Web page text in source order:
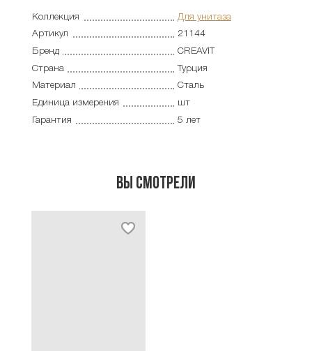
Коллекция
Для унитаза
Артикул
21144
Бренд
CREAVIT
Страна
Турция
Материал
Сталь
Единица измерения
шт
Гарантия
5 лет
Вы смотрели